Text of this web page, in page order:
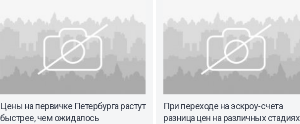
Цены на первичке Петербурга растут
быстрее, чем ожидалось
При переходе на эскроу-счета
разница цен на различных стадиях